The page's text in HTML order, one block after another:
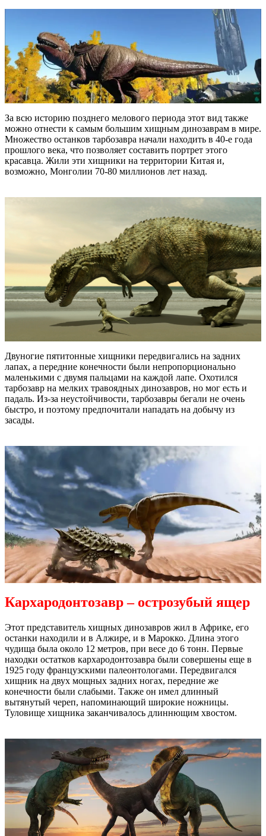
За всю историю позднего мелового периода этот вид также
можно отнести к самым большим хищным динозаврам в мире.
Множество останков тарбозавра начали находить в 40-е года
прошлого века, что позволяет составить портрет этого
красавца. Жили эти хищники на территории Китая и,
возможно, Монголии 70-80 миллионов лет назад.
Двуногие пятитонные хищники передвигались на задних
лапах, а передние конечности были непропорционально
маленькими с двумя пальцами на каждой лапе. Охотился
тарбозавр на мелких травоядных динозавров, но мог есть и
падаль. Из-за неустойчивости, тарбозавры бегали не очень
быстро, и поэтому предпочитали нападать на добычу из
засады.
Кархародонтозавр – острозубый ящер
Этот представитель хищных динозавров жил в Африке, его
останки находили и в Алжире, и в Марокко. Длина этого
чудища была около 12 метров, при весе до 6 тонн. Первые
находки остатков кархародонтозавра были совершены еще в
1925 году французскими палеонтологами. Передвигался
хищник на двух мощных задних ногах, передние же
конечности были слабыми. Также он имел длинный
вытянутый череп, напоминающий широкие ножницы.
Туловище хищника заканчивалось длиннющим хвостом.